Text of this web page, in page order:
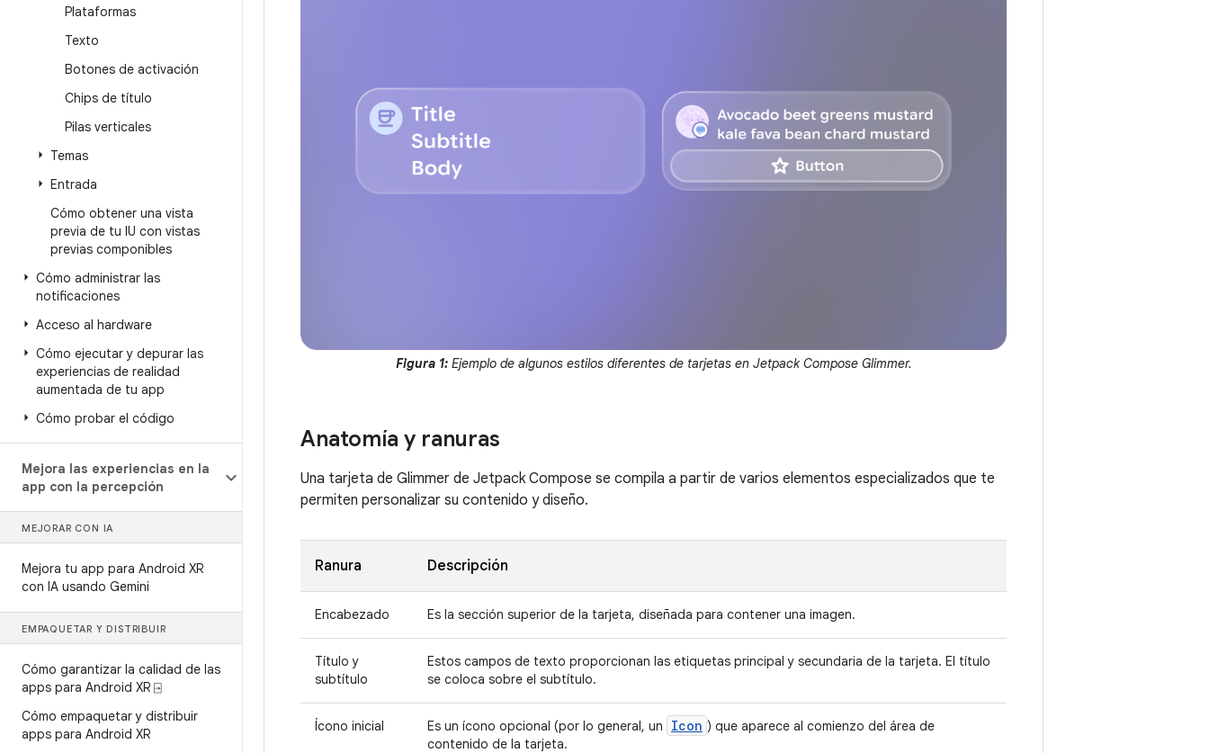
Plataformas
Texto
Botones de activación
Chips de título
Pilas verticales
Temas
Entrada
Cómo obtener una vista
previa de tu IU con vistas
previas componibles
Cómo administrar las
notificaciones
Acceso al hardware
Cómo ejecutar y depurar las
experiencias de realidad
aumentada de tu app
Cómo probar el código
Mejora las experiencias en la
app con la percepción
MEJORAR CON IA
Mejora tu app para Android XR
con IA usando Gemini
EMPAQUETAR Y DISTRIBUIR
Cómo garantizar la calidad de las
apps para Android XR ⍈
Cómo empaquetar y distribuir
apps para Android XR
Figura 1:Ejemplo de algunos estilos diferentes de tarjetas en Jetpack Compose Glimmer.
Anatomía y ranuras
Una tarjeta de Glimmer de Jetpack Compose se compila a partir de varios elementos especializados que te
permiten personalizar su contenido y diseño.
Ranura Descripción
Encabezado Es la sección superior de la tarjeta, diseñada para contener una imagen.
Título y
subtítulo
Estos campos de texto proporcionan las etiquetas principal y secundaria de la tarjeta. El título
se coloca sobre el subtítulo.
Ícono inicial Es un ícono opcional (por lo general, un Icon ) que aparece al comienzo del área de
contenido de la tarjeta.